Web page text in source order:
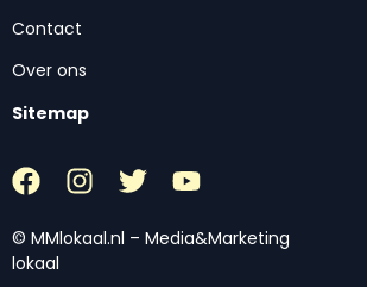
Contact
Over ons
Sitemap
© MMlokaal.nl – Media&Marketing
lokaal